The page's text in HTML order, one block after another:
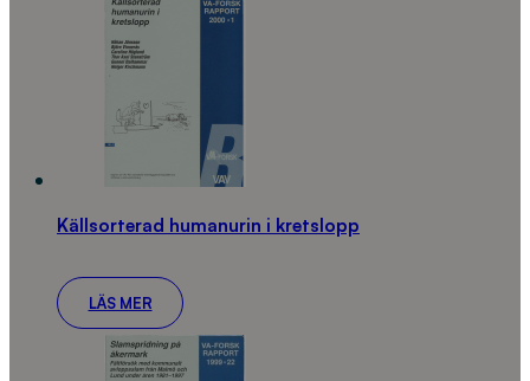
Källsorterad humanurin i kretslopp
LÄS MER